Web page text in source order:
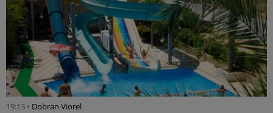
19:13 • Dobran Viorel